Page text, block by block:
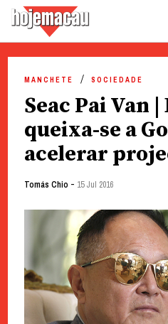
content
MANCHETE SOCIEDADE
Seac Pai Van
queixa-se a
acelerar
Tomás Chio - 15 Jul 2016